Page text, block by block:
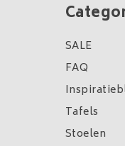
SALE
FAQ
Tafels
Stoelen